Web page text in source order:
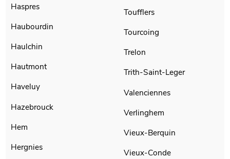
Haspres
Haubourdin
Haulchin
Hautmont
Haveluy
Hazebrouck
Hem
Hergnies
Toufflers
Tourcoing
Trelon
Trith-Saint-Leger
Valenciennes
Verlinghem
Vieux-Berquin
Vieux-Conde